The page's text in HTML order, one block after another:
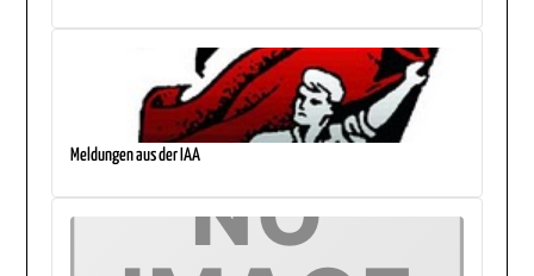
Meldungen aus der IAA